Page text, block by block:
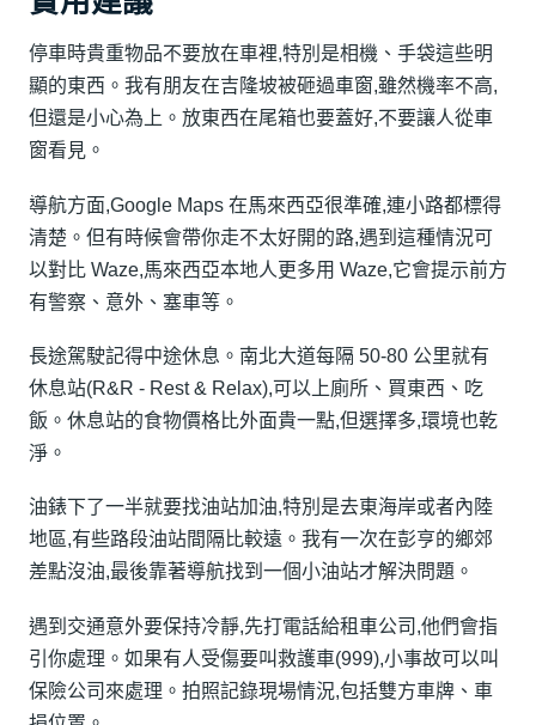
停車時貴重物品不要放在車裡,特別是相機、手袋這些明
顯的東西。我有朋友在吉隆坡被砸過車窗,雖然機率不高,
但還是小心為上。放東西在尾箱也要蓋好,不要讓人從車
窗看見。
導航方面,Google Maps 在馬來西亞很準確,連小路都標得
清楚。但有時候會帶你走不太好開的路,遇到這種情況可
以對比 Waze,馬來西亞本地人更多用 Waze,它會提示前方
有警察、意外、塞車等。
長途駕駛記得中途休息。南北大道每隔 50-80 公里就有
休息站(R&R - Rest & Relax),可以上廁所、買東西、吃
飯。休息站的食物價格比外面貴一點,但選擇多,環境也乾
淨。
油錶下了一半就要找油站加油,特別是去東海岸或者內陸
地區,有些路段油站間隔比較遠。我有一次在彭亨的鄉郊
差點沒油,最後靠著導航找到一個小油站才解決問題。
遇到交通意外要保持冷靜,先打電話給租車公司,他們會指
引你處理。如果有人受傷要叫救護車(999),小事故可以叫
保險公司來處理。拍照記錄現場情況,包括雙方車牌、車